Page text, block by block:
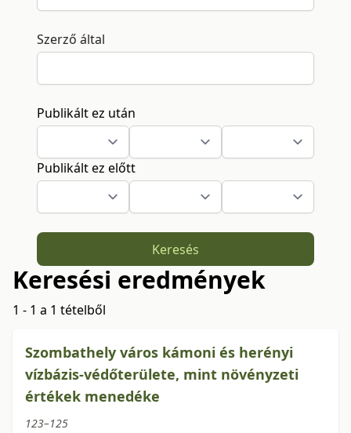
Szerző által
Publikált ez után
Publikált ez előtt
Keresés
Keresési eredmények
1 - 1 a 1 tételből
Szombathely város kámoni és herényi
vízbázis-védőterülete, mint növényzeti
értékek menedéke
123–125